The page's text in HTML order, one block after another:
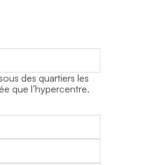
des quartiers les
que l’hypercentre.